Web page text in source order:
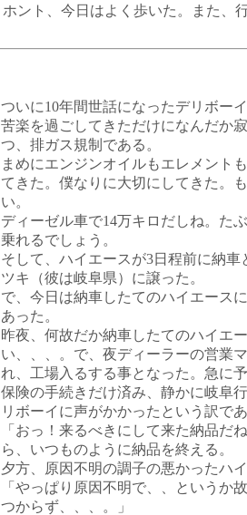
ホント、今日はよく歩いた。また、
ついに10年間世話になったデリボー
苦楽を過ごしてきただけになんだか
つ、排ガス規制である。
まめにエンジンオイルもエレメント
てきた。僕なりに大切にしてきた。
い。
ディーゼル車で14万キロだしね。た
乗れるでしょう。
そして、ハイエースが3日程前に納
ツキ（彼は岐阜県）に譲った。
で、今日は納車したてのハイエース
あった。
昨夜、何故だか納車したてのハイエ
い、、、。で、夜ディーラーの営業
れ、工場入るする事となった。急に
保険の手続きだけ済み、静かに岐阜
リボーイに声がかかったという訳で
「おっ！来るべきにして来た納品だ
ら、いつものように納品を終える。
夕方、原因不明の調子の悪かったハ
「やっぱり原因不明で、、というか
つからず、、、。」